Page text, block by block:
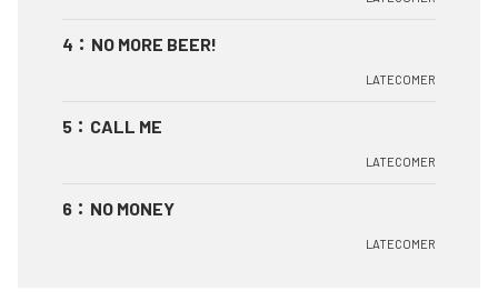
4 ： NO MORE BEER!
LATECOMER
5 ： CALL ME
LATECOMER
6 ： NO MONEY
LATECOMER